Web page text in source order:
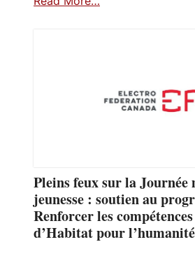
Pleins feux sur la Journée
jeunesse : soutien au
Renforcer les
d’Habitat pour